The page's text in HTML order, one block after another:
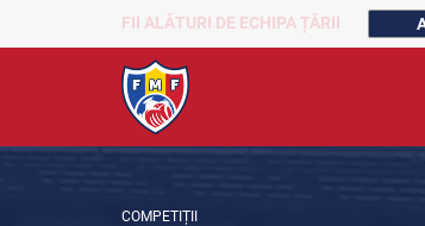
FII ALĂTURI DE ECHIPA ȚĂRII
COMPETIȚII